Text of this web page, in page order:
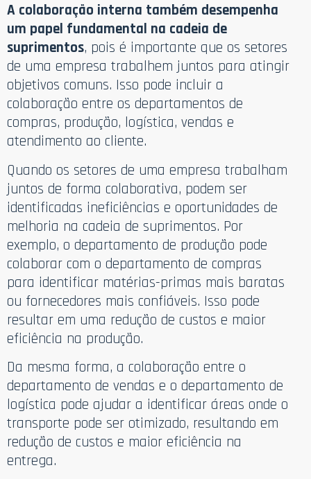
A colaboração interna também desempenha
um papel fundamental na cadeia de
suprimentos, pois é importante que os setores
de uma empresa trabalhem juntos para atingir
objetivos comuns. Isso pode incluir a
colaboração entre os departamentos de
compras, produção, logística, vendas e
atendimento ao cliente.
Quando os setores de uma empresa trabalham
juntos de forma colaborativa, podem ser
identificadas ineficiências e oportunidades de
melhoria na cadeia de suprimentos. Por
exemplo, o departamento de produção pode
colaborar com o departamento de compras
para identificar matérias-primas mais baratas
ou fornecedores mais confiáveis. Isso pode
resultar em uma redução de custos e maior
eficiência na produção.
Da mesma forma, a colaboração entre o
departamento de vendas e o departamento de
logística pode ajudar a identificar áreas onde o
transporte pode ser otimizado, resultando em
redução de custos e maior eficiência na
entrega.